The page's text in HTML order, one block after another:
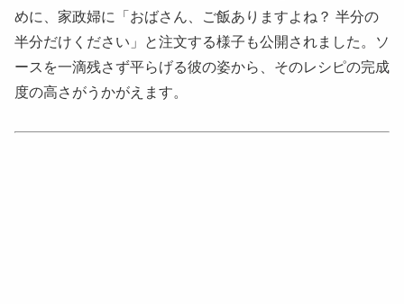
めに、家政婦に「おばさん、ご飯ありますよね？ 半分の
半分だけください」と注文する様子も公開されました。ソ
ースを一滴残さず平らげる彼の姿から、そのレシピの完成
度の高さがうかがえます。